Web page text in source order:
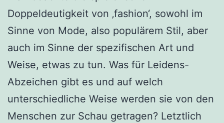
Doppeldeutigkeit von ‚fashion‘, sowohl im
Sinne von Mode, also populärem Stil, aber
auch im Sinne der spezifischen Art und
Weise, etwas zu tun. Was für Leidens-
Abzeichen gibt es und auf welch
unterschiedliche Weise werden sie von den
Menschen zur Schau getragen? Letztlich